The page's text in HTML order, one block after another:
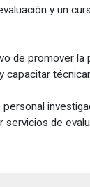
y un
de promover
capacitar
de